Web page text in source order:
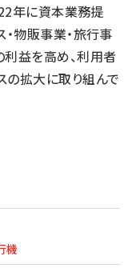
年に資本業務提
・物販事業・旅行事
益を高め、利用者
の拡大に取り組んで
機